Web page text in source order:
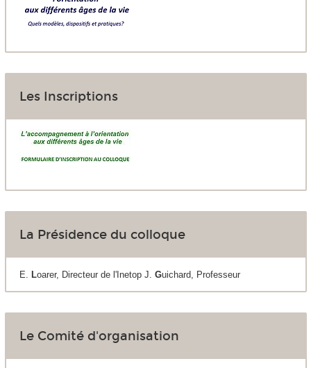
Les Inscriptions
La Présidence du colloque
E. Loarer, Directeur de l'Inetop J. Guichard, Professeur
Le Comité d'organisation